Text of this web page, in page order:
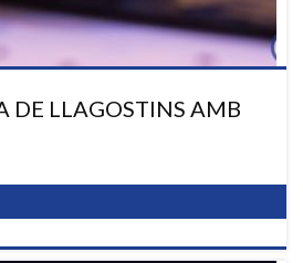
DE LLAGOSTINS AMB